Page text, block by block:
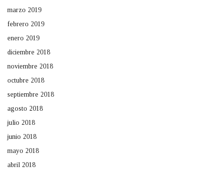
marzo 2019
febrero 2019
enero 2019
diciembre 2018
noviembre 2018
octubre 2018
septiembre 2018
agosto 2018
julio 2018
junio 2018
mayo 2018
abril 2018